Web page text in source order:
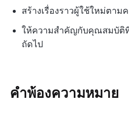
สร้างเรื่องราวผู้ใช้ใหม่ตาม
ให้ความสำคัญกับคุณสมบัติ
ถัดไป
คำพ้องความหมาย